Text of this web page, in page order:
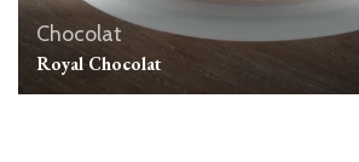
Chocolat
Royal Chocolat